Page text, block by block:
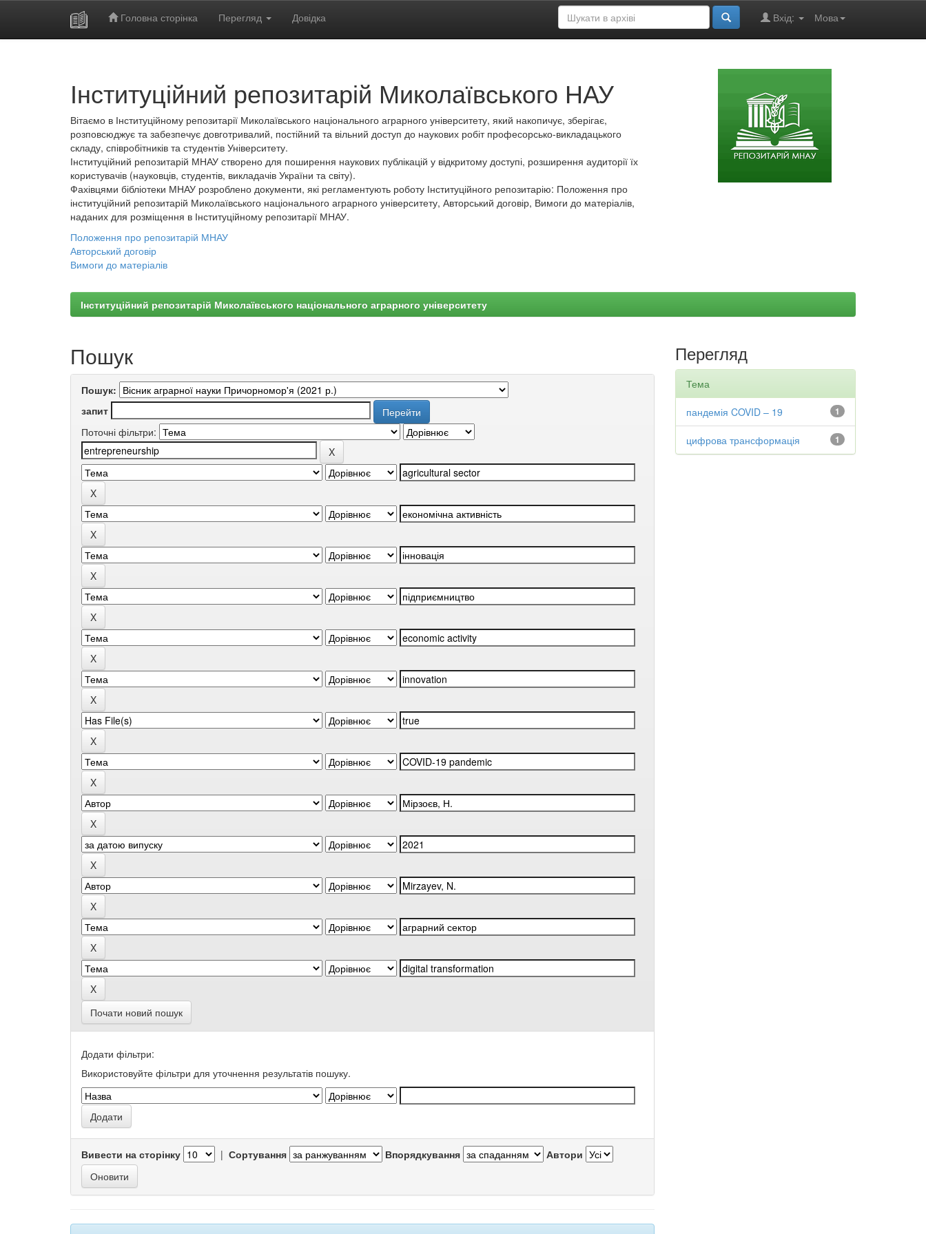
Головна сторінка Перегляд Довідка Мова
Вхід:
Інституційний репозитарій Миколаївського НАУ
Вітаємо в Інституційному репозитарії Миколаївського національного аграрного університету, який накопичує, зберігає,
розповсюджує та забезпечує довготривалий, постійний та вільний доступ до наукових робіт професорсько-викладацького
складу, співробітників та студентів Університету.
Інституційний репозитарій МНАУ створено для поширення наукових публікацій у відкритому доступі, розширення аудиторії їх
користувачів (науковців, студентів, викладачів України та світу).
Фахівцями бібліотеки МНАУ розроблено документи, які регламентують роботу Інституційного репозитарію: Положення про
інституційний репозитарій Миколаївського національного аграрного університету, Авторський договір, Вимоги до матеріалів,
наданих для розміщення в Інституційному репозитарії МНАУ.
Положення про репозитарій МНАУ
Авторський договір
Вимоги до матеріалів
Інституційний репозитарій Миколаївського національного аграрного університету
Пошук
Пошук:
запит
Поточні фільтри:
Почати новий пошук
Додати фільтри:
Використовуйте фільтри для уточнення результатів пошуку.
Вивести на сторінку | Сортування Впорядкування Автори
Перегляд
Тема
1
пандемія COVID – 19
1
цифрова трансформація